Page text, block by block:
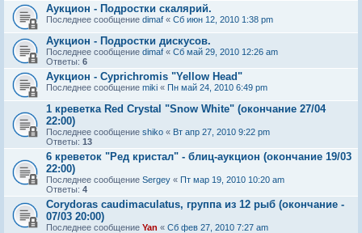
Аукцион - Подростки скалярий.
Последнее сообщение dimaf « Сб июн 12, 2010 1:38 pm
Аукцион - Подростки дискусов.
Последнее сообщение dimaf « Сб май 29, 2010 12:26 am
Ответы: 6
Аукцион - Cyprichromis "Yellow Head"
Последнее сообщение miki « Пн май 24, 2010 6:49 pm
1 креветка Red Crystal "Snow White" (окончание 27/04
22:00)
Последнее сообщение shiko « Вт апр 27, 2010 9:22 pm
Ответы: 13
6 креветок "Ред кристал" - блиц-аукцион (окончание 19/03
22:00)
Последнее сообщение Sergey « Пт мар 19, 2010 10:20 am
Ответы: 4
Corydoras caudimaculatus, группа из 12 рыб (окончание -
07/03 20:00)
Последнее сообщение Yan « Сб фев 27, 2010 7:27 am